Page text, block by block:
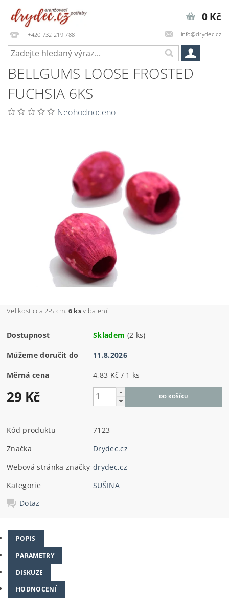
+420 732 219 788 info@drydec.cz
0 Kč
BELLGUMS LOOSE FROSTED
FUCHSIA 6KS
Neohodnoceno
Velikost cca 2-5 cm. 6 ksv balení.
Dostupnost Skladem (2 ks)
Můžeme doručit do 11.8.2026
Měrná cena 4,83 Kč / 1 ks
29 Kč
Kód produktu
7123
Značka
Drydec.cz
Webová stránka značky drydec,cz
Kategorie
SUŠINA
Dotaz
POPIS
PARAMETRY
DISKUZE
HODNOCENÍ